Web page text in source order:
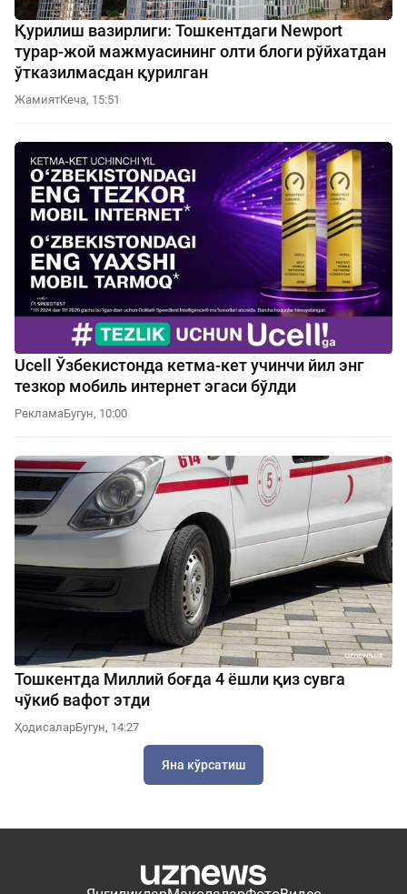
Қурилиш вазирлиги: Тошкентдаги Newport
турар-жой мажмуасининг олти блоги рўйхатдан
ўтказилмасдан қурилган
ЖамиятКеча, 15:51
Ucell Ўзбекистонда кетма-кет учинчи йил энг
тезкор мобиль интернет эгаси бўлди
РекламаБугун, 10:00
Тошкентда Миллий боғда 4 ёшли қиз сувга
чўкиб вафот этди
ҲодисаларБугун, 14:27
Яна кўрсатиш